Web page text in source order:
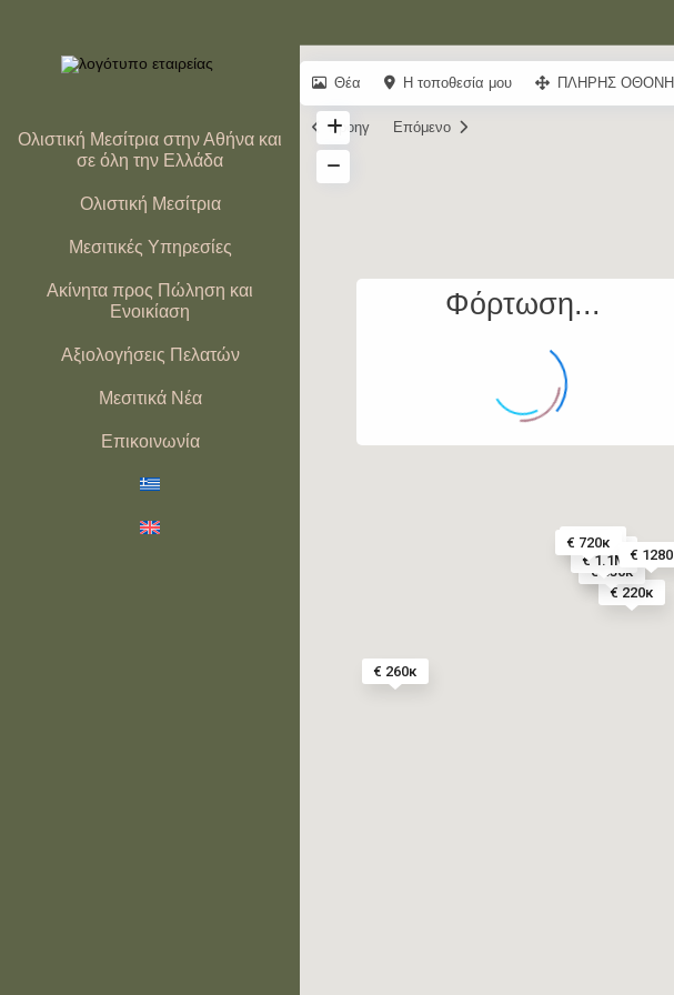
Ολιστική Μεσίτρια στην Αθήνα και
σε όλη την Ελλάδα
Ολιστική Μεσίτρια
Μεσιτικές Υπηρεσίες
Ακίνητα προς Πώληση και
Ενοικίαση
Αξιολογήσεις Πελατών
Μεσιτικά Νέα
Επικοινωνία
€ 260κ
€ 3500
€ 220κ
€ 870κ
€ 830κ
€ 570κ
€ 1.1Μ
€ 720κ
€ 1280
Φόρτωση...
Θέα Η τοποθεσία μου ΠΛΗΡΗΣ ΟΘΟΝΗ
Προηγ Επόμενο